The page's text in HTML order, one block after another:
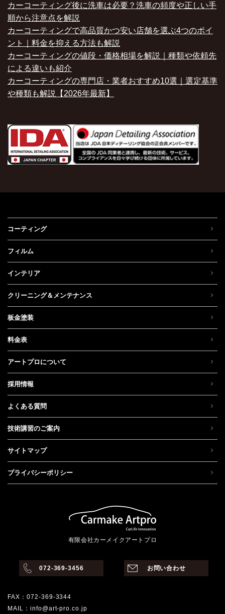
カーコーティング後に洗車は必要？洗車の頻度や正しい手
順から注意点を解説
カーコーティングで高品質かつ安い店舗を選ぶ4つのポイ
ント｜料金を抑える方法も解説
カーコーティングの値段・価格相場を解説｜種類や依頼先
による違いも紹介
カーコーティングの専門店・業者おすすめ10選｜選定基準
や種類も解説【2026年最新】
コーティング
フィルム
インテリア
クリーニング＆メンテナンス
板金塗装
料金表
アートプロについて
採用情報
よくある質問
技術講習のご案内
サイトマップ
プライバシーポリシー
有限会社カーメイクアートプロ
072-369-3456 お問い合わせ
FAX：072-369-3344
MAIL：info@art-pro.co.jp